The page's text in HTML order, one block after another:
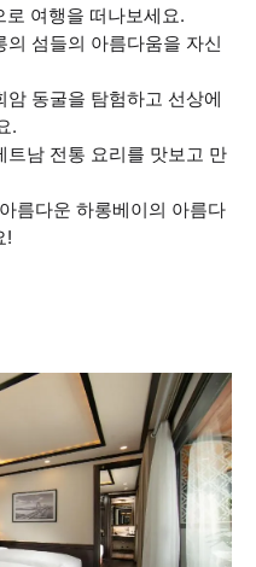
여행을 떠나보세요.
섬들의 아름다움을 자신
동굴을 탐험하고 선상에
.
남 전통 요리를 맛보고 만
름다운 하롱베이의 아름다
!